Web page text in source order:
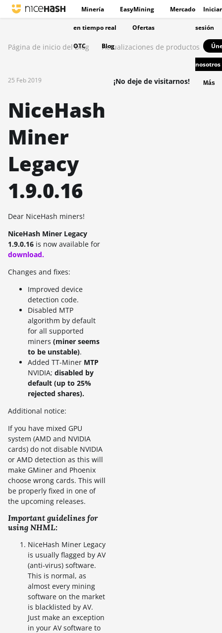
Minería EasyMining Mercado
en tiempo real Ofertas
OTC Blog
Iniciar
sesión
nosotros
Más
Página de inicio del blog Actualizaciones de productos
25 Feb 2019
NiceHash
Miner
Legacy
1.9.0.16
Dear NiceHash miners!
NiceHash Miner Legacy
1.9.0.16 is now available for
download.
Changes and fixes:
Improved device
detection code.
Disabled MTP
algorithm by default
for all supported
miners (miner seems
to be unstable).
Added TT-Miner MTP
NVIDIA; disabled by
default (up to 25%
rejected shares).
Additional notice:
If you have mixed GPU
system (AMD and NVIDIA
cards) do not disable NVIDIA
or AMD detection as this will
make GMiner and Phoenix
choose wrong cards. This will
be properly fixed in one of
the upcoming releases.
Important guidelines for
using NHML:
NiceHash Miner Legacy
is usually flagged by AV
(anti-virus) software.
This is normal, as
almost every mining
software on the market
is blacklisted by AV.
Just make an exception
in your AV software to
¡No deje de visitarnos!